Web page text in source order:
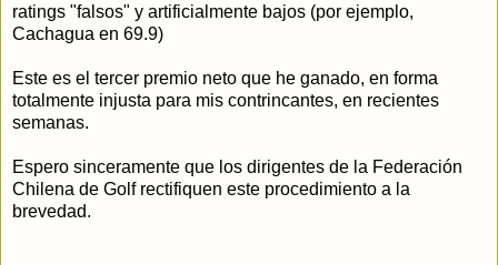
ratings "falsos" y artificialmente bajos (por ejemplo,
Cachagua en 69.9)
Este es el tercer premio neto que he ganado, en forma
totalmente injusta para mis contrincantes, en recientes
semanas.
Espero sinceramente que los dirigentes de la Federación
Chilena de Golf rectifiquen este procedimiento a la
brevedad.